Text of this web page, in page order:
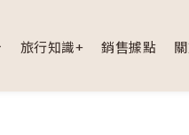
旅行知識+ 銷售據點